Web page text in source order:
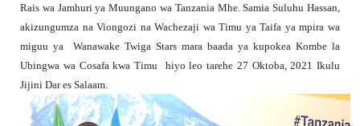
Rais wa Jamhuri ya Muungano wa Tanzania Mhe. Samia Suluhu Hassan,
akizungumza na Viongozi na Wachezaji wa Timu ya Taifa ya mpira wa
miguu ya Wanawake Twiga Stars mara baada ya kupokea Kombe la
Ubingwa wa Cosafa kwa Timu hiyo leo tarehe 27 Oktoba, 2021 Ikulu
Jijini Dar es Salaam.